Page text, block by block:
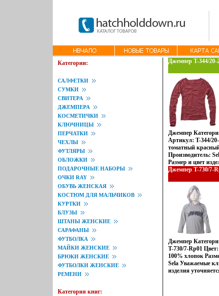
Категории:
САЛФЕТКИ
СУМКИ
СВИТЕРА
ДЖЕМПЕРА
КОСМЕТИЧКИ
КЛЮЧНИЦЫ
ПЕРЧАТКИ
ЧЕХЛЫ
ФУТЛЯРЫ
ОБЛОЖКИ
ПОДАРОЧНЫЕ НАБОРЫ
ОЧКИ RAY
ОБУВЬ ЖЕНСКАЯ
КОСТЮМ ДЛЯ МАЛЬЧИКОВ
КУРТКИ
БЛУЗЫ
ШТАНЫ ЖЕНСКИЕ
САРАФАНЫ
ФУТБОЛКА
МАЙКИ ЖЕНСКИЕ
БРЮКИ ЖЕНСКИЕ
ФУТБОЛКИ ЖЕНСКИЕ
РЕМЕНИ
Категория книг:
Джемпер T-344/20-
Джемпер
Артикул: T-344/
томатный
Производитель:
Размер и цвет
офбяшхчормлении
Джемпер T-730/7-
Джемпер
T-730/7-Rp01
100% хлопок
Sela Уважаемые
изделия